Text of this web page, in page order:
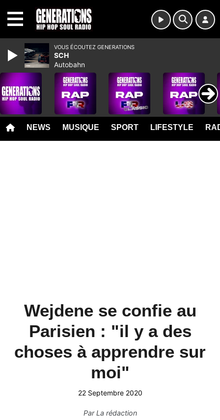
NEWS MUSIQUE SPORT LIFESTYLE
Wejdene se confie au
Parisien : "il y a des
choses à apprendre sur
moi"
22 Septembre 2020
ParLa rédaction
VOUS ÉCOUTEZ GENERATIONS
SCH
Autobahn